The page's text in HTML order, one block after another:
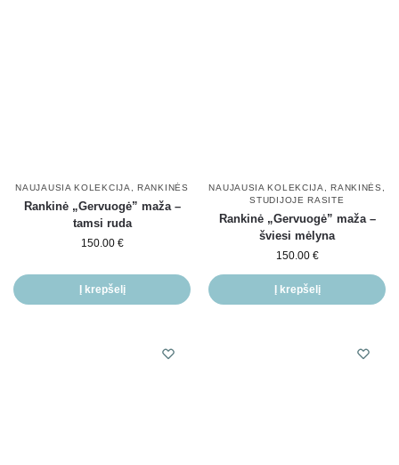
NAUJAUSIA KOLEKCIJA ,RANKINĖS
Rankinė „Gervuogė” maža –
tamsi ruda
150.00 €
Į krepšelį
NAUJAUSIA KOLEKCIJA ,RANKINĖS
STUDIJOJE RASITE
Rankinė „Gervuogė” maža –
šviesi mėlyna
150.00 €
Į krepšelį